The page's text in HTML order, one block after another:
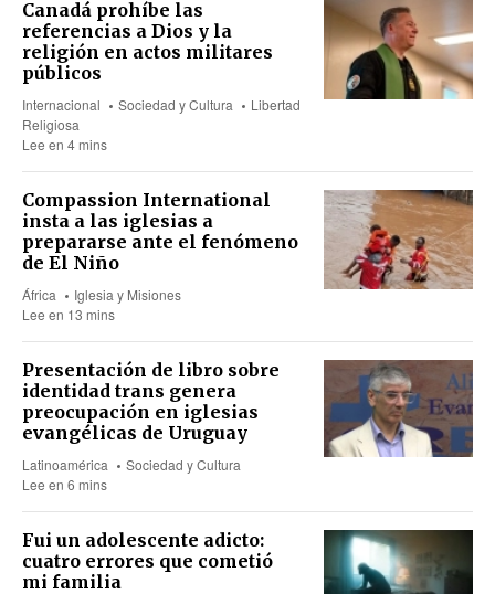
Canadá prohíbe las
referencias a Dios y la
religión en actos militares
públicos
Internacional Sociedad y Cultura
Libertad
Religiosa
Lee en 4 mins
Compassion International
insta a las iglesias a
prepararse ante el fenómeno
de El Niño
África
Iglesia y Misiones
Lee en 13 mins
Presentación de libro sobre
identidad trans genera
preocupación en iglesias
evangélicas de Uruguay
Latinoamérica
Sociedad y Cultura
Lee en 6 mins
Fui un adolescente adicto:
cuatro errores que cometió
mi familia